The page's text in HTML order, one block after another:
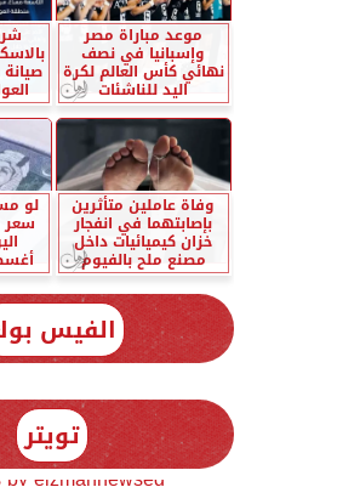
موعد مباراة مصر
وإسبانيا في نصف
نهائي كأس العالم لكرة
اليد للناشئات
وفاة عاملين متأثرين
بإصابتهما في انفجار
خزان كيميائيات داخل
مصنع ملح بالفيوم
لو
سعر
أغسطس
الفيس
تويتر
elzmannewseg